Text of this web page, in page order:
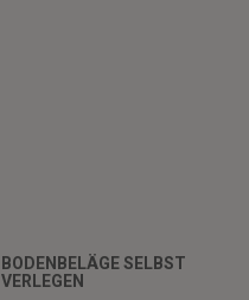
BODENBELÄGE SELBST
VERLEGEN